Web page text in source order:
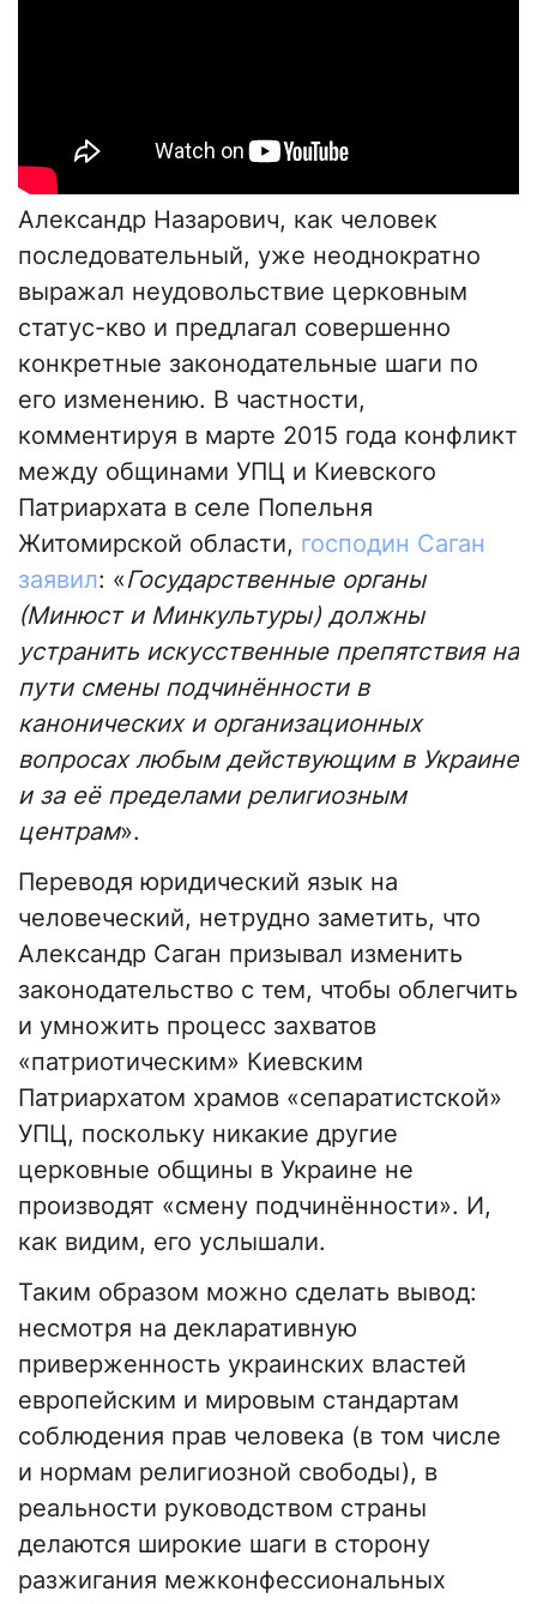
Александр Назарович, как человек
последовательный, уже неоднократно
выражал неудовольствие церковным
статус-кво и предлагал совершенно
конкретные законодательные шаги по
его изменению. В частности,
комментируя в марте 2015 года конфликт
между общинами УПЦ и Киевского
Патриархата в селе Попельня
Житомирской области, господин Саган
заявил: «Государственные органы
(Минюст и Минкультуры) должны
устранить искусственные препятствия на
пути смены подчинённости в
канонических и организационных
вопросах любым действующим в Украине
и за её пределами религиозным
центрам».
Переводя юридический язык на
человеческий, нетрудно заметить, что
Александр Саган призывал изменить
законодательство с тем, чтобы облегчить
и умножить процесс захватов
«патриотическим» Киевским
Патриархатом храмов «сепаратистской»
УПЦ, поскольку никакие другие
церковные общины в Украине не
производят «смену подчинённости». И,
как видим, его услышали.
Таким образом можно сделать вывод:
несмотря на декларативную
приверженность украинских властей
европейским и мировым стандартам
соблюдения прав человека (в том числе
и нормам религиозной свободы), в
реальности руководством страны
делаются широкие шаги в сторону
разжигания межконфессиональных